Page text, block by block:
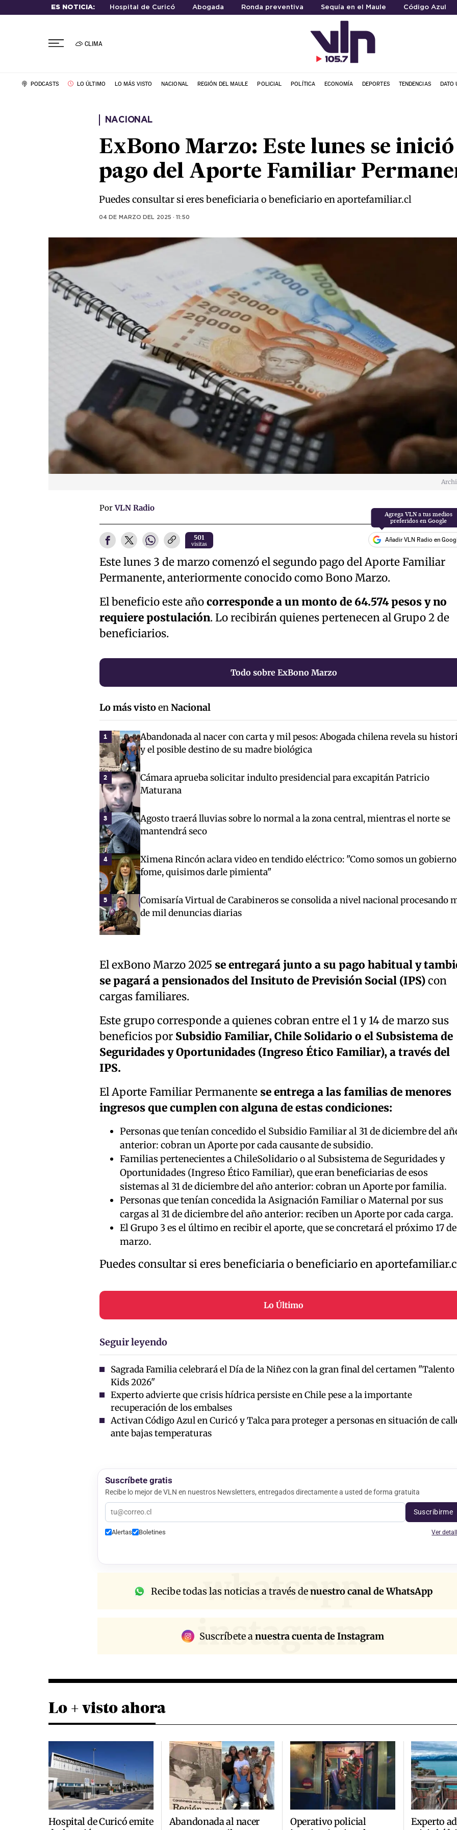
ES NOTICIA: Hospital de Curicó Abogada Ronda preventiva Sequía en el Maule Código Azul
CLIMA
PODCASTS LO ÚLTIMO LO MÁS VISTO NACIONAL REGIÓN DEL MAULE POLICIAL POLÍTICA ECONOMÍA DEPORTES TENDENCIAS DATO
NACIONAL
ExBono Marzo: Este lunes se
pago del Aporte Familiar
Puedes consultar si eres beneficiaria o beneficiario en aportefamiliar.cl
04 DE MARZO DEL 2025 · 11:50
PorVLN Radio
501
visitas
Añadir VLN Radio en
Este lunes 3 de marzo comenzó el segundo pago del Aporte Familiar
Permanente, anteriormente conocido como Bono Marzo.
El beneficio este añocorresponde a un monto de 64.574 pesos y no
requiere postulación. Lo recibirán quienes pertenecen al Grupo 2 de
beneficiarios.
Todo sobre ExBono Marzo
Lo más vistoenNacional
1
Abandonada al nacer con carta y mil pesos: Abogada chilena revela su
y el posible destino de su madre biológica
2
Cámara aprueba solicitar indulto presidencial para excapitán Patricio
Maturana
3
Agosto traerá lluvias sobre lo normal a la zona central, mientras el norte se
mantendrá seco
4
Ximena Rincón aclara video en tendido eléctrico: "Como somos un gobierno
fome, quisimos darle pimienta"
5
Comisaría Virtual de Carabineros se consolida a nivel nacional procesando
de mil denuncias diarias
El exBono Marzo 2025 se entregará junto a su pago habitual y
se pagará a pensionados del Insituto de Previsión Social (IPS)con
cargas familiares.
Este grupo corresponde a quienes cobran entre el 1 y 14 de marzo sus
beneficios por Subsidio Familiar, Chile Solidario o el Subsistema de
Seguridades y Oportunidades (Ingreso Ético Familiar), a través del
IPS.
El Aporte Familiar Permanentese entrega a las familias de menores
ingresos que cumplen con alguna de estas condiciones:
Personas que tenían concedido el Subsidio Familiar al 31 de diciembre del
anterior: cobran un Aporte por cada causante de subsidio.
Familias pertenecientes a ChileSolidario o al Subsistema de Seguridades y
Oportunidades (Ingreso Ético Familiar), que eran beneficiarias de esos
sistemas al 31 de diciembre del año anterior: cobran un Aporte por familia.
Personas que tenían concedida la Asignación Familiar o Maternal por sus
cargas al 31 de diciembre del año anterior: reciben un Aporte por cada carga.
El Grupo 3 es el último en recibir el aporte, que se concretará el próximo 17 de
marzo.
Puedes consultar si eres beneficiaria o beneficiario en
Lo Último
Seguir leyendo
Sagrada Familia celebrará el Día de la Niñez con la gran final del certamen "Talento
Kids 2026"
Experto advierte que crisis hídrica persiste en Chile pese a la importante
recuperación de los embalses
Activan Código Azul en Curicó y Talca para proteger a personas en situación de
ante bajas temperaturas
Suscríbete gratis
Recibe lo mejor de VLN en nuestros Newsletters, entregados directamente a usted de forma gratuita
Suscribirme
Alertas Boletines Ver
whatsapp
Recibe todas las noticias a través denuestro canal de WhatsApp
instagram
Suscríbete a nuestra cuenta de Instagram
Lo + visto ahora
Hospital de Curicó emite
Abandonada al nacer
Operativo policial
Experto